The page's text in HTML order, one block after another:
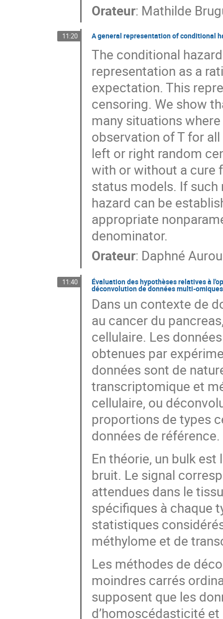
Orateur: Mathilde
11:20 A general representation of conditional
The conditional
representation as a
expectation. This
censoring. We show
many situations
observation of T for
left or right random
with or without a cure
status models. If
hazard can be
appropriate
denominator.
Orateur: Daphné
11:40 Évaluation des hypothèses relatives à
déconvolution de données multi-omiques
Dans un contexte de
au cancer du
cellulaire. Les
obtenues par
données sont de
transcriptomique et
cellulaire, ou
proportions de types
données de référence.
En théorie, un bulk est
bruit. Le signal
attendues dans le
spécifiques à chaque
statistiques
méthylome et de
Les méthodes de
moindres carrés
supposent que les
d’homoscédasticité